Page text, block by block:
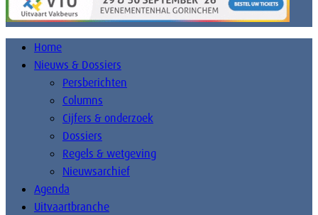
Home
Nieuws & Dossiers
Persberichten
Columns
Cijfers & onderzoek
Dossiers
Regels & wetgeving
Nieuwsarchief
Agenda
Uitvaartbranche